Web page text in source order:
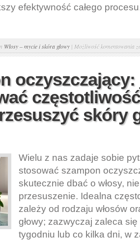
efektywność całego
Włosy – mycie i skóra głowy | Możliwość komentowania
oczyszczający:
skóry
Wielu z nas zadaje sobie
stosować szampon
skutecznie dbać o włosy,
przesuszenie. Idealna
zależy od rodzaju włosów
głowy; zazwyczaj zaleca
tygodniu lub co kilka dni, w